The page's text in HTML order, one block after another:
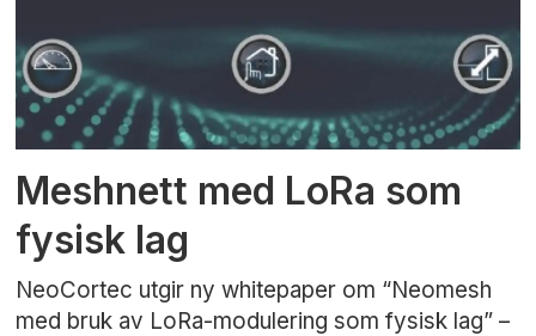
Meshnett med LoRa som
fysisk lag
NeoCortec utgir ny whitepaper om “Neomesh
med bruk av LoRa-modulering som fysisk lag” –